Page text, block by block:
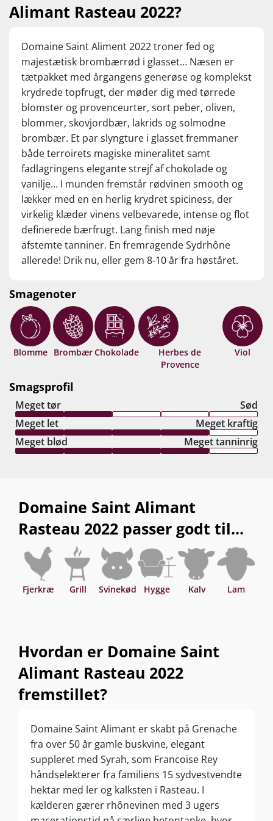
Nyd den som et hyggeglas eller til lam, saftigt oksekød,
simremad , kraftige tapas og modne oste. Servér ved 16-
Alimant Rasteau 2022?
Domaine Saint Aliment 2022 troner fed og
majestætisk brombærrød i glasset… Næsen er
tætpakket med årgangens generøse og komplekst
krydrede topfrugt, der møder dig med tørrede
blomster og provenceurter, sort peber, oliven,
blommer, skovjordbær, lakrids og solmodne
brombær. Et par slyngture i glasset fremmaner
både terroirets magiske mineralitet samt
fadlagringens elegante strejf af chokolade og
vanilje… I munden fremstår rødvinen smooth og
lækker med en en herlig krydret spiciness, der
virkelig klæder vinens velbevarede, intense og flot
definerede bærfrugt. Lang finish med nøje
afstemte tanniner. En fremragende Sydrhône
allerede! Drik nu, eller gem 8-10 år fra høståret.
Smagenoter
Blomme BrombærChokolade
Herbes de
Provence
Viol
Smagsprofil
Meget tør
Sød
Meget let
Meget kraftig
Meget blød
Meget tanninrig
Domaine Saint Alimant
Rasteau 2022 passer godt til...
Fjerkræ Grill Svinekød Hygge Kalv Lam
Hvordan er Domaine Saint
Alimant Rasteau 2022
fremstillet?
Domaine Saint Alimant er skabt på Grenache
fra over 50 år gamle buskvine, elegant
suppleret med Syrah, som Francoise Rey
håndselekterer fra familiens 15 sydvestvendte
hektar med ler og kalksten i Rasteau. I
kælderen gærer rhônevinen med 3 ugers